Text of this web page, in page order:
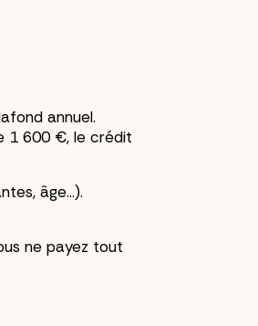
annuel.
1 600 €, le crédit
âge...).
ne payez tout